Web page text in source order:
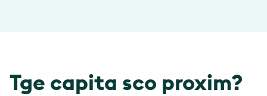
Tge capita sco proxim?